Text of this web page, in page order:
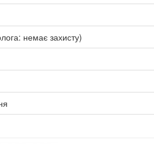
немає захисту)